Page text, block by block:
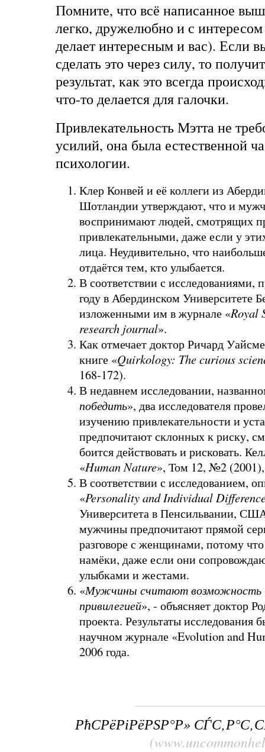
Помните, что всё написанное
легко, дружелюбно и с
делает интересным и вас). Если
сделать это через силу, то
результат, как это всегда
что-то делается для галочки.
Привлекательность Мэтта не
усилий, она была естественной
психологии.
Клер Конвей и её коллеги из
Шотландии утверждают, что и
воспринимают людей, смотрящих
привлекательными, даже если у
лица. Неудивительно, что
отдаётся тем, кто улыбается.
В соответствии с исследованиями,
году в Абердинском Университете
изложенными им в журнале «Royal
research journal».
Как отмечает доктор Ричард
книге «Quirkology: The curious
168-172).
В недавнем исследовании,
победить», два исследователя
изучению привлекательности и
предпочитают склонных к риску,
боится действовать и рисковать.
«Human Nature», Том 12, №2
В соответствии с исследованием,
«Personality and Individual
Университета в Пенсильвании,
мужчины предпочитают прямой
разговоре с женщинами, потому
намёки, даже если они
улыбками и жестами.
«Мужчины считают возможность
привилегией», - объясняет доктор
проекта. Результаты исследования
научном журнале «Evolution and
2006 года.
РћСРёРіРёРЅР°Р»